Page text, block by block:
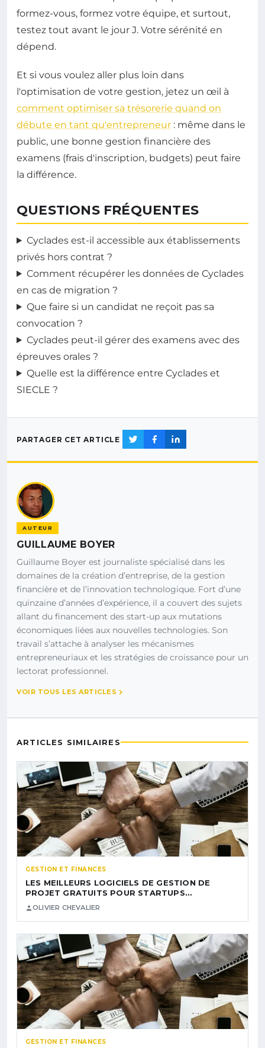
formez-vous, formez votre équipe, et surtout,
testez tout avant le jour J. Votre sérénité en
dépend.
Et si vous voulez aller plus loin dans
l'optimisation de votre gestion, jetez un œil à
comment optimiser sa trésorerie quand on
débute en tant qu'entrepreneur : même dans le
public, une bonne gestion financière des
examens (frais d'inscription, budgets) peut faire
la différence.
QUESTIONS FRÉQUENTES
Cyclades est-il accessible aux établissements
privés hors contrat ?
Comment récupérer les données de Cyclades
en cas de migration ?
Que faire si un candidat ne reçoit pas sa
convocation ?
Cyclades peut-il gérer des examens avec des
épreuves orales ?
Quelle est la différence entre Cyclades et
SIECLE ?
PARTAGER CET ARTICLE
AUTEUR
GUILLAUME BOYER
Guillaume Boyer est journaliste spécialisé dans les
domaines de la création d’entreprise, de la gestion
financière et de l’innovation technologique. Fort d’une
quinzaine d’années d’expérience, il a couvert des sujets
allant du financement des start-up aux mutations
économiques liées aux nouvelles technologies. Son
travail s’attache à analyser les mécanismes
entrepreneuriaux et les stratégies de croissance pour un
lectorat professionnel.
VOIR TOUS LES ARTICLES
ARTICLES SIMILAIRES
GESTION ET FINANCES
LES MEILLEURS LOGICIELS DE GESTION DE
PROJET GRATUITS POUR STARTUPS…
OLIVIER CHEVALIER
GESTION ET FINANCES